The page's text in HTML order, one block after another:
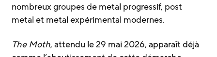
nombreux groupes de metal progressif, post-
metal et metal expérimental modernes.
The Moth, attendu le 29 mai 2026, apparaît déjà